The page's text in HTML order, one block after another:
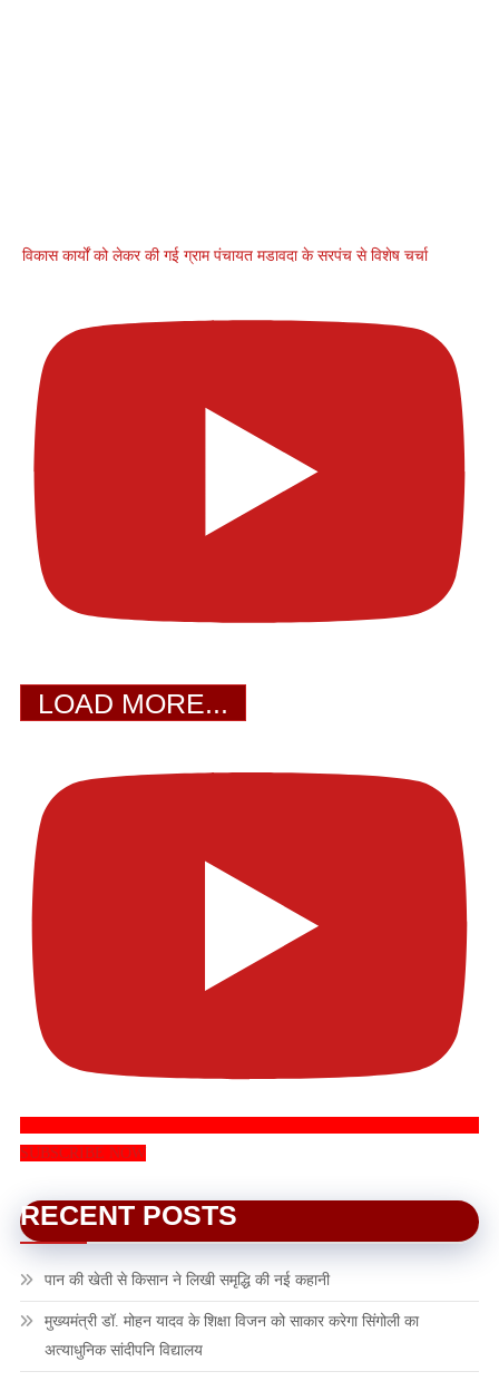
विकास कार्यों को लेकर की गई ग्राम पंचायत मडावदा के सरपंच से विशेष चर्चा
LOAD MORE...
SUBSCRIBE NOW
RECENT POSTS
पान की खेती से किसान ने लिखी समृद्धि की नई कहानी
मुख्यमंत्री डॉ. मोहन यादव के शिक्षा विजन को साकार करेगा सिंगोली का
अत्याधुनिक सांदीपनि विद्यालय